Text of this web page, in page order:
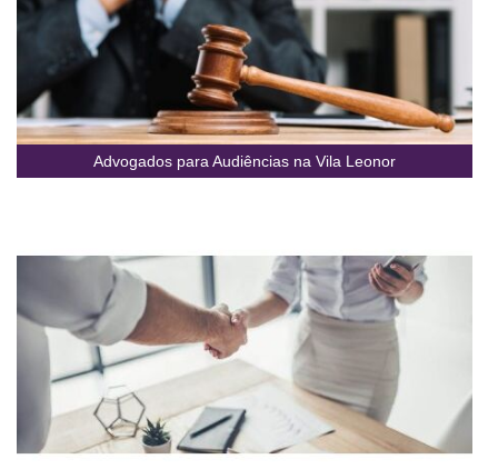
Advogados para Audiências na Vila Leonor